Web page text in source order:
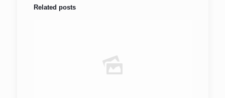
Related posts